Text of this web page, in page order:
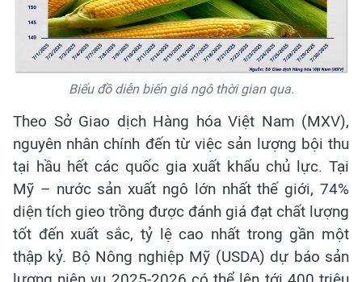
Biểu đồ diễn biến giá ngô thời gian qua.
Theo Sở Giao dịch Hàng hóa Việt Nam (MXV),
nguyên nhân chính đến từ việc sản lượng bội thu
tại hầu hết các quốc gia xuất khẩu chủ lực. Tại
Mỹ – nước sản xuất ngô lớn nhất thế giới, 74%
diện tích gieo trồng được đánh giá đạt chất lượng
tốt đến xuất sắc, tỷ lệ cao nhất trong gần một
thập kỷ. Bộ Nông nghiệp Mỹ (USDA) dự báo sản